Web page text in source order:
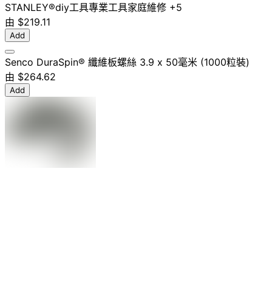
STANLEY®diy工具專業工具家庭維修 +5
由 $219.11
Add
Senco DuraSpin® 纖維板螺絲 3.9 x 50毫米 (1000粒裝)
由 $264.62
Add